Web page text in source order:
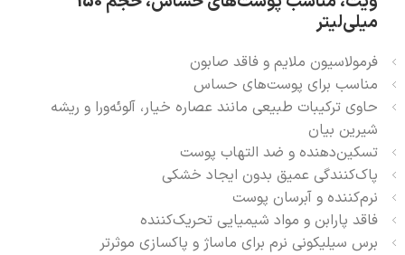
میلی‌لیتر
فرمولاسیون ملایم و فاقد صابون
مناسب برای پوست‌های حساس
حاوی ترکیبات طبیعی مانند عصاره خیار، آلوئه‌ورا و ریشه
شیرین بیان
تسکین‌دهنده و ضد التهاب پوست
پاک‌کنندگی عمیق بدون ایجاد خشکی
نرم‌کننده و آبرسان پوست
فاقد پارابن و مواد شیمیایی تحریک‌کننده
برس سیلیکونی نرم برای ماساژ و پاکسازی موثر‌تر